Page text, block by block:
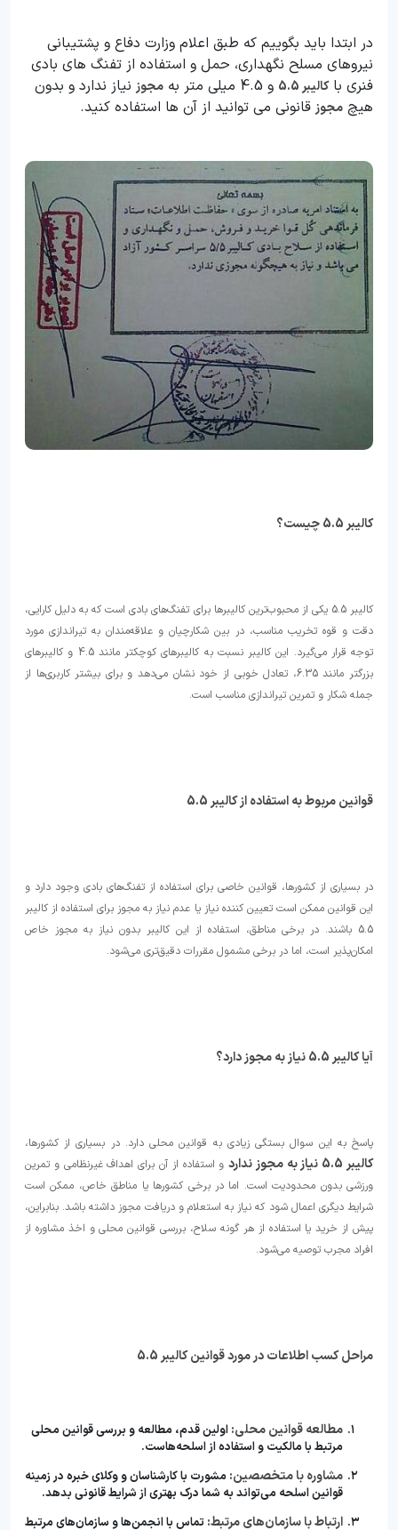
در ابتدا باید بگوییم که طبق اعلام وزارت دفاع و پشتیبانی
نیروهای مسلح نگهداری، حمل و استفاده از تفنگ های بادی
فنری باکالیبر 5.5 و 4.5 میلی متر به مجوز نیاز ندارد و بدون
هیچ مجوز قانونی می توانید از آن ها استفاده کنید.
کالیبر 5.5 چیست؟
کالیبر 5.5 یکی از محبوب‌ترین کالیبرها برای تفنگ‌های بادی است که به دلیل کارایی،
دقت و قوه تخریب مناسب، در بین شکارچیان و علاقه‌مندان به تیراندازی مورد
توجه قرار می‌گیرد. این کالیبر نسبت به کالیبرهای کوچکتر مانند 4.5 و کالیبرهای
بزرگتر مانند 6.35، تعادل خوبی از خود نشان می‌دهد و برای بیشتر کاربری‌ها از
جمله شکار و تمرین تیراندازی مناسب است.
قوانین مربوط به استفاده از کالیبر 5.5
در بسیاری از کشورها، قوانین خاصی برای استفاده از تفنگ‌های بادی وجود دارد و
این قوانین ممکن است تعیین کننده نیاز یا عدم نیاز به مجوز برای استفاده از کالیبر
5.5 باشند. در برخی مناطق، استفاده از این کالیبر بدون نیاز به مجوز خاص
امکان‌پذیر است، اما در برخی مشمول مقررات دقیق‌تری می‌شود.
آیا کالیبر 5.5 نیاز به مجوز دارد؟
پاسخ به این سوال بستگی زیادی به قوانین محلی دارد. در بسیاری از کشورها،
کالیبر 5.5 نیاز به مجوز ندارد
و استفاده از آن برای اهداف غیرنظامی و تمرین
ورزشی بدون محدودیت است. اما در برخی کشورها یا مناطق خاص، ممکن است
شرایط دیگری اعمال شود که نیاز به استعلام و دریافت مجوز داشته باشد. بنابراین،
پیش از خرید یا استفاده از هر گونه سلاح، بررسی قوانین محلی و اخذ مشاوره از
افراد مجرب توصیه می‌شود.
مراحل کسب اطلاعات در مورد قوانین کالیبر 5.5
مطالعه قوانین محلی: اولین قدم، مطالعه و بررسی قوانین محلی
مرتبط با مالکیت و استفاده از اسلحه‌هاست.
مشاوره با متخصصین: مشورت با کارشناسان و وکلای خبره در زمینه
قوانین اسلحه می‌تواند به شما درک بهتری از شرایط قانونی بدهد.
ارتباط با سازمان‌های مرتبط: تماس با انجمن‌ها و سازمان‌های مرتبط